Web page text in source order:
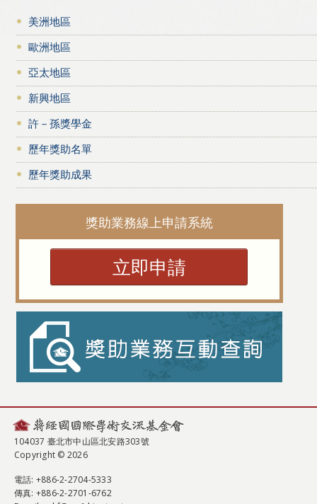
美洲地區
歐洲地區
亞太地區
新興地區
許－孫獎學金
歷年獎助名單
歷年獎助成果
獎助業務線上申請系統
立即申請
104037 臺北市中山區北安路303號
Copyright © 2026
電話: +886-2-2704-5333
傳真: +886-2-2701-6762